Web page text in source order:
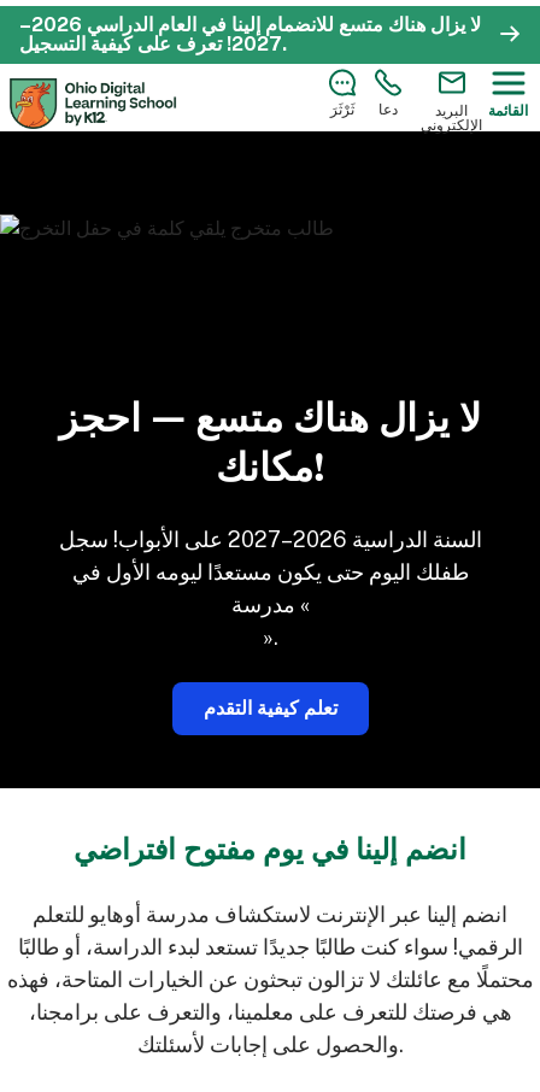
لا يزال هناك متسع للانضمام إلينا في العام الدراسي 2026–
2027! تعرف على كيفية التسجيل .
ثَرْثَرَ دعا
البريد
الإلكتروني
القائمة
لا يزال هناك متسع — احجز
مكانك!
السنة الدراسية 2026–2027 على الأبواب! سجل
طفلك اليوم حتى يكون مستعدًا ليومه الأول في
مدرسة «
».
تعلم كيفية التقدم
انضم إلينا في يوم مفتوح افتراضي
انضم إلينا عبر الإنترنت لاستكشاف مدرسة أوهايو للتعلم
الرقمي! سواء كنت طالبًا جديدًا تستعد لبدء الدراسة، أو طالبًا
محتملًا مع عائلتك لا تزالون تبحثون عن الخيارات المتاحة، فهذه
هي فرصتك للتعرف على معلمينا، والتعرف على برامجنا،
والحصول على إجابات لأسئلتك.